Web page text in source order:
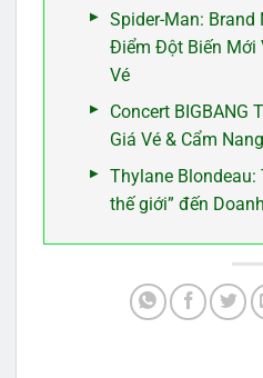
Spider-Man: Brand
Điểm Đột Biến Mới
Vé
Concert BIGBANG
Giá Vé & Cẩm
Thylane Blondeau:
thế giới” đến